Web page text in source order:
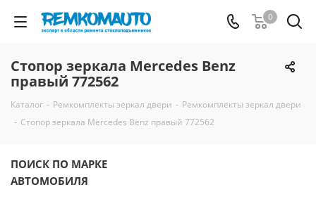
0
Стопор зеркала Mercedes Benz
правый 772562
Каталог - Ремкомплекты зеркал двери - Ремкомплекты зеркал двери
- Стопор зеркала Mercedes Benz правый 772562
ПОИСК ПО МАРКЕ
АВТОМОБИЛЯ